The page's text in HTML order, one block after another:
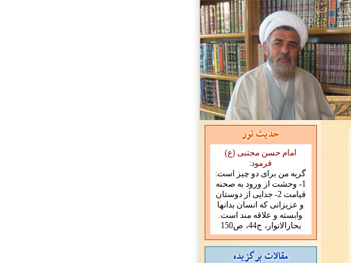
امام حسن مجتبی (ع)
فرمود:
گریه من برای دو چیز است:
1- وحشت از ورود به صحنه
قیامت 2- جدایی از دوستان
و عزیزانی که انسان بدانها
وابسته و علاقه مند است.
بحارالانوار، ج44، ص150